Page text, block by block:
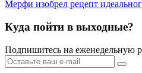
Мерфи изобрел рецепт
Куда пойти в выходные?
Подпишитесь на еженедельную